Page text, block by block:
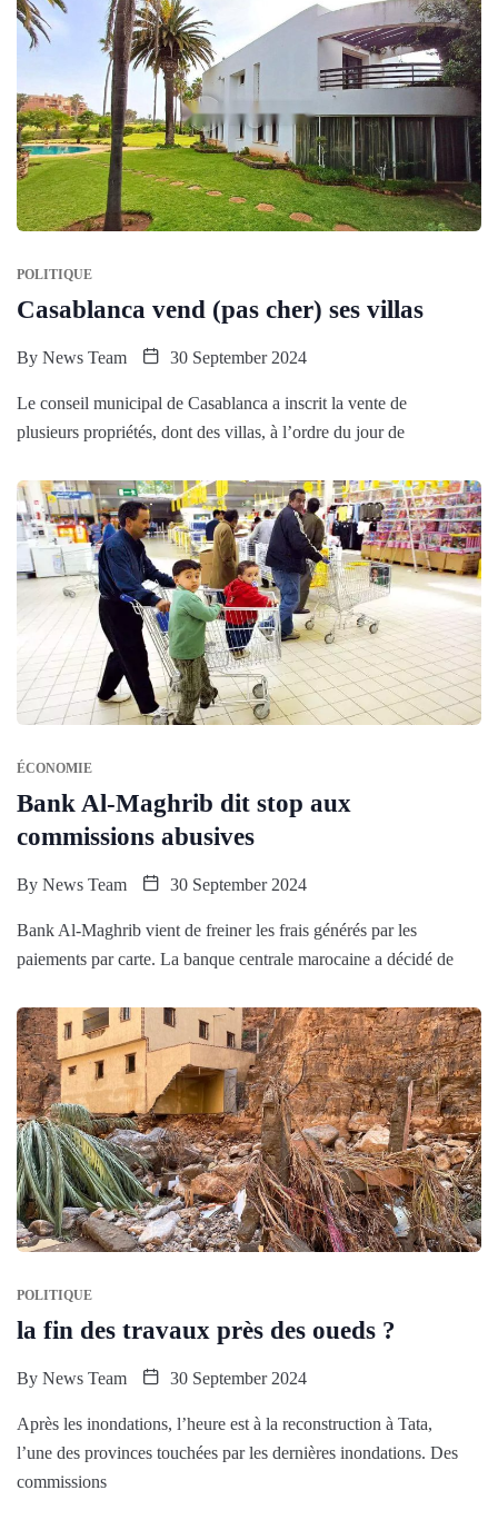
POLITIQUE
Casablanca vend (pas cher) ses villas
By News Team 30 September 2024
Le conseil municipal de Casablanca a inscrit la vente de
plusieurs propriétés, dont des villas, à l’ordre du jour de
ÉCONOMIE
Bank Al-Maghrib dit stop aux
commissions abusives
By News Team 30 September 2024
Bank Al-Maghrib vient de freiner les frais générés par les
paiements par carte. La banque centrale marocaine a décidé de
POLITIQUE
la fin des travaux près des oueds ?
By News Team 30 September 2024
Après les inondations, l’heure est à la reconstruction à Tata,
l’une des provinces touchées par les dernières inondations. Des
commissions